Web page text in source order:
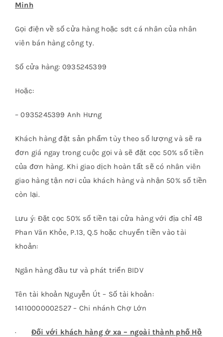
Minh
Gọi điện về số cửa hàng hoặc sdt cá nhân của nhân
viên bán hàng công ty.
Số cửa hàng: 0935245399
Hoặc:
– 0935245399 Anh Hưng
Khách hàng đặt sản phẩm tùy theo số lượng và sẽ ra
đơn giá ngay trong cuộc gọi và sẽ đặt cọc 50% số tiền
của đơn hàng. Khi giao dịch hoàn tất sẽ có nhân viên
giao hàng tận nơi của khách hàng và nhận 50% số tiền
còn lại.
Lưu ý: Đặt cọc 50% số tiền tại cửa hàng với địa chỉ 4B
Phan Văn Khỏe, P.13, Q.5 hoặc chuyển tiền vào tài
khoản:
Ngân hàng đầu tư và phát triển BIDV
Tên tài khoản Nguyễn Út – Số tài khoản:
14110000002527 – Chi nhánh Chợ Lớn
· Đối với khách hàng ở xa – ngoài thành phố Hồ